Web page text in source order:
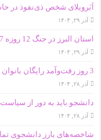
اَبَر‌ویلای شخص ذی‌نفوذ در
آذر ۲۹, ۱۴۰۴
استان البرز در جنگ 12 روزه 7 شهید دانشجو تقدیم انقلاب کرد
آذر ۲۹, ۱۴۰۴
3 روز رفت‌وآمد رایگان بانوان در خطوط اتوبوسرانی شهری کرج
آذر ۲۸, ۱۴۰۴
دانشجو باید به دور از
آذر ۲۸, ۱۴۰۴
شاخصه‌های بارز دانشجوی